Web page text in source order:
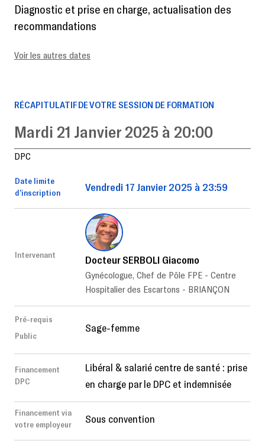
Diagnostic et prise en charge, actualisation des
recommandations
Voir les autres dates
RÉCAPITULATIF DE VOTRE SESSION DE FORMATION
Mardi 21 Janvier 2025 à 20:00
DPC
Date limite
d’inscription
Vendredi 17 Janvier 2025 à 23:59
Intervenant Docteur SERBOLI Giacomo
Gynécologue, Chef de Pôle FPE - Centre
Hospitalier des Escartons - BRIANÇON
Pré-requis
Public
Sage-femme
Financement
DPC
Libéral & salarié centre de santé : prise
en charge par le DPC et indemnisée
Financement via
votre employeur
Sous convention